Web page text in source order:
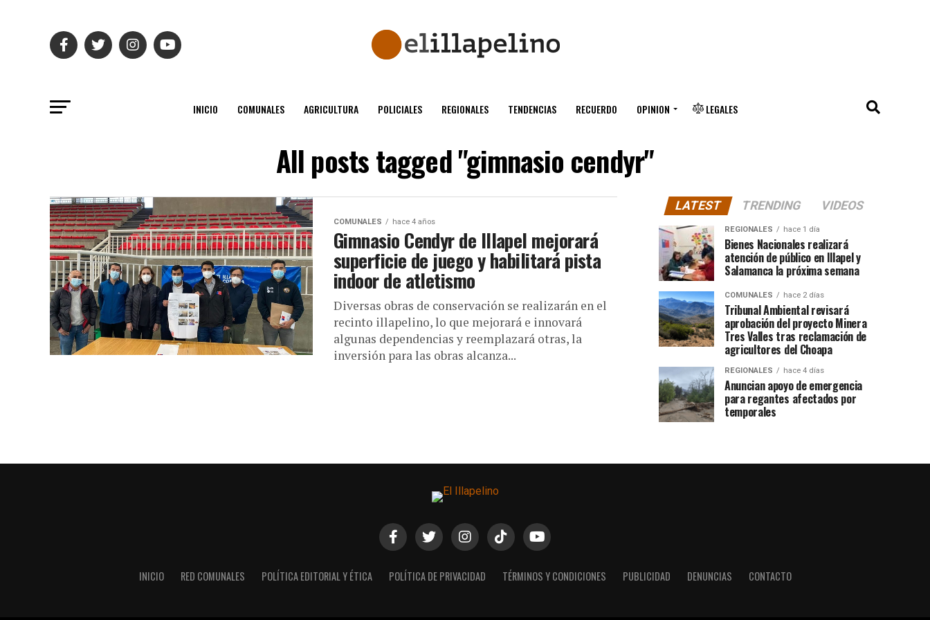
INICIO COMUNALES AGRICULTURA POLICIALES REGIONALES TENDENCIAS RECUERDO OPINION LEGALES
All posts tagged "gimnasio cendyr"
COMUNALES hace 4 años
Gimnasio Cendyr de Illapel mejorará
superficie de juego y habilitará pista
indoor de atletismo
Diversas obras de conservación se realizarán en el
recinto illapelino, lo que mejorará e innovará
algunas dependencias y reemplazará otras, la
inversión para las obras alcanza...
LATEST TRENDING VIDEOS
REGIONALES hace 1 día
Bienes Nacionales realizará
atención de público en Illapel y
Salamanca la próxima semana
COMUNALES hace 2 días
Tribunal Ambiental revisará
aprobación del proyecto Minera
Tres Valles tras reclamación de
agricultores del Choapa
REGIONALES hace 4 días
Anuncian apoyo de emergencia
para regantes afectados por
temporales
INICIO RED COMUNALES POLÍTICA EDITORIAL Y ÉTICA POLÍTICA DE PRIVACIDAD TÉRMINOS Y CONDICIONES PUBLICIDAD DENUNCIAS CONTACTO